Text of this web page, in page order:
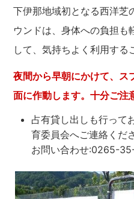
下伊那地域初となる西洋芝
ウンドは、身体への負担も
して、気持ちよく利用する
夜間から早朝にかけて、ス
面に作動します。十分ご注
占有貸し出しも行って
育委員会へご連絡くだ
お問い合わせ:0265-